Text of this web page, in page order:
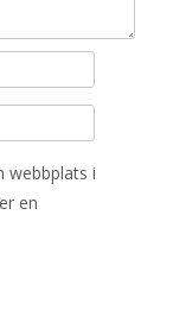
webbplats i
en